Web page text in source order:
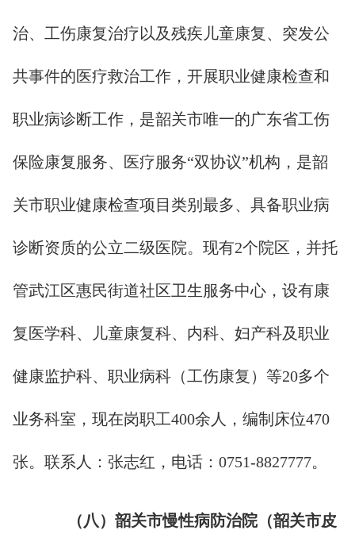
治、工伤康复治疗以及残疾儿童康复、突发公
共事件的医疗救治工作，开展职业健康检查和
职业病诊断工作，是韶关市唯一的广东省工伤
保险康复服务、医疗服务“双协议”机构，是韶
关市职业健康检查项目类别最多、具备职业病
诊断资质的公立二级医院。现有2个院区，并托
管武江区惠民街道社区卫生服务中心，设有康
复医学科、儿童康复科、内科、妇产科及职业
健康监护科、职业病科（工伤康复）等20多个
业务科室，现在岗职工400余人，编制床位470
张。联系人：张志红，电话：0751-8827777。
（ 八 ）韶关市慢性病防治院（韶关市皮